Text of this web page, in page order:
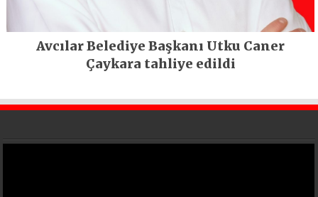
Avcılar Belediye Başkanı Utku Caner
Çaykara tahliye edildi